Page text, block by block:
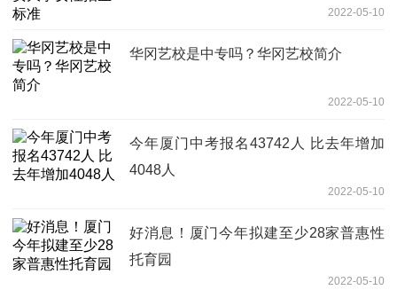
2022-05-10
华冈艺校是中专吗？华冈艺校简介
2022-05-10
今年厦门中考报名43742人 比去年增加
4048人
2022-05-10
好消息！厦门今年拟建至少28家普惠性
托育园
2022-05-10